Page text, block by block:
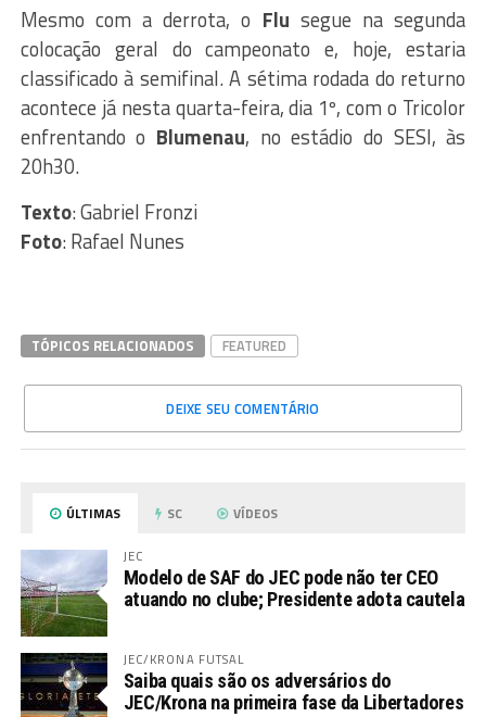
Mesmo com a derrota, o Flu segue na segunda
colocação geral do campeonato e, hoje, estaria
classificado à semifinal. A sétima rodada do returno
acontece já nesta quarta-feira, dia 1º, com o Tricolor
enfrentando o Blumenau, no estádio do SESI, às
20h30.
Texto: Gabriel Fronzi
Foto: Rafael Nunes
TÓPICOS RELACIONADOS FEATURED
DEIXE SEU COMENTÁRIO
ÚLTIMAS SC VÍDEOS
JEC
Modelo de SAF do JEC pode não ter CEO
atuando no clube; Presidente adota cautela
JEC/KRONA FUTSAL
Saiba quais são os adversários do
JEC/Krona na primeira fase da Libertadores